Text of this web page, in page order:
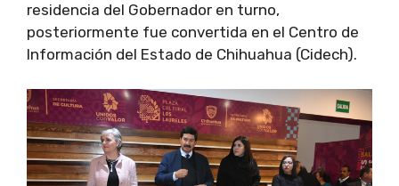
residencia del Gobernador en turno,
posteriormente fue convertida en el Centro de
Información del Estado de Chihuahua (Cidech).